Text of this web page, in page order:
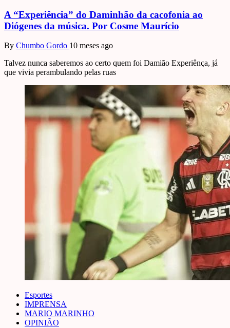
A “Experiência” do Daminhão da cacofonia ao
Diógenes da música. Por Cosme Maurício
By Chumbo Gordo 10 meses ago
Talvez nunca saberemos ao certo quem foi Damião Experiênça, já
que vivia perambulando pelas ruas
Esportes
IMPRENSA
MARIO MARINHO
OPINIÃO